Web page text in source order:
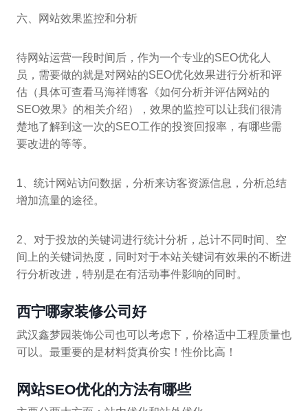
六、网站效果监控和分析
待网站运营一段时间后，作为一个专业的SEO优化人
员，需要做的就是对网站的SEO优化效果进行分析和评
估（具体可查看马海祥博客《如何分析并评估网站的
SEO效果》的相关介绍），效果的监控可以让我们很清
楚地了解到这一次的SEO工作的投资回报率，有哪些需
要改进的等等。
1、统计网站访问数据，分析来访客资源信息，分析总结
增加流量的途径。
2、对于投放的关键词进行统计分析，总计不同时间、空
间上的关键词热度，同时对于本站关键词有效果的不断进
行分析改进，特别是在有活动事件影响的同时。
西宁哪家装修公司好
武汉鑫梦园装饰公司也可以考虑下，价格适中工程质量也
可以。最重要的是材料货真价实！性价比高！
网站SEO优化的方法有哪些